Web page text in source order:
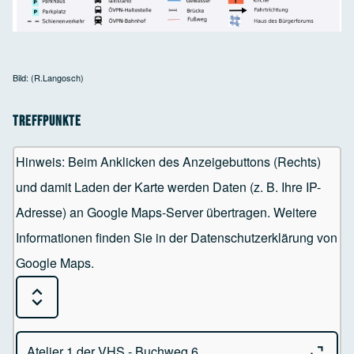
Bild: (R.Langosch)
Treffpunkte
Hinweis: Beim Anklicken des Anzeigebuttons (Rechts)
und damit Laden der Karte werden Daten (z. B. Ihre IP-
Adresse) an Google Maps-Server übertragen. Weitere
Informationen finden Sie in der Datenschutzerklärung von
Google Maps.
Expand or Collapse all sections
Close